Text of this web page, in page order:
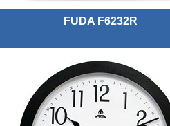
FUDA F6232R